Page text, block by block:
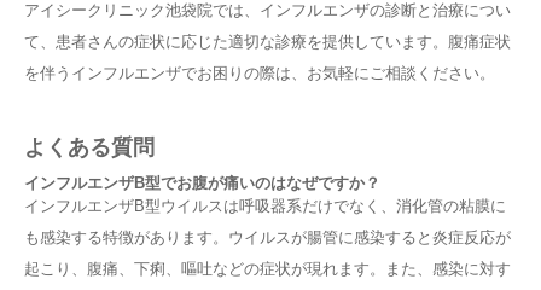
アイシークリニック池袋院では、インフルエンザの診断と治療につい
て、患者さんの症状に応じた適切な診療を提供しています。腹痛症状
を伴うインフルエンザでお困りの際は、お気軽にご相談ください。
よくある質問
インフルエンザB型でお腹が痛いのはなぜですか？
インフルエンザB型ウイルスは呼吸器系だけでなく、消化管の粘膜に
も感染する特徴があります。ウイルスが腸管に感染すると炎症反応が
起こり、腹痛、下痢、嘔吐などの症状が現れます。また、感染に対す